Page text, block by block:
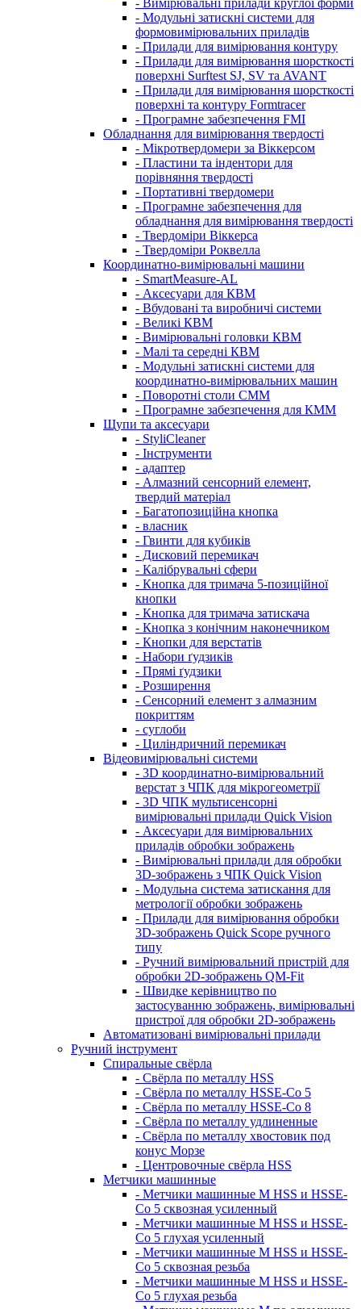
- Вимірювальні прилади круглої форми
- Модульні затискні системи для
формовимірювальних приладів
- Прилади для вимірювання контуру
- Прилади для вимірювання шорсткості
поверхні Surftest SJ, SV та AVANT
- Прилади для вимірювання шорсткості
поверхні та контуру Formtracer
- Програмне забезпечення FMI
Обладнання для вимірювання твердості
- Мікротвердомери за Віккерсом
- Пластини та індентори для
порівняння твердості
- Портативні твердомери
- Програмне забезпечення для
обладнання для вимірювання твердості
- Твердоміри Віккерса
- Твердоміри Роквелла
Координатно-вимірювальні машини
- SmartMeasure-AL
- Аксесуари для КВМ
- Вбудовані та виробничі системи
- Великі КВМ
- Вимірювальні головки КВМ
- Малі та середні КВМ
- Модульні затискні системи для
координатно-вимірювальних машин
- Поворотні столи CMM
- Програмне забезпечення для КММ
Щупи та аксесуари
- StyliCleaner
- Інструменти
- адаптер
- Алмазний сенсорний елемент,
твердий матеріал
- Багатопозиційна кнопка
- власник
- Гвинти для кубиків
- Дисковий перемикач
- Калібрувальні сфери
- Кнопка для тримача 5-позиційної
кнопки
- Кнопка для тримача затискача
- Кнопка з конічним наконечником
- Кнопки для верстатів
- Набори ґудзиків
- Прямі ґудзики
- Розширення
- Сенсорний елемент з алмазним
покриттям
- суглоби
- Циліндричний перемикач
Відеовимірювальні системи
- 3D координатно-вимірювальний
верстат з ЧПК для мікрогеометрії
- 3D ЧПК мультисенсорні
вимірювальні прилади Quick Vision
- Аксесуари для вимірювальних
приладів обробки зображень
- Вимірювальні прилади для обробки
3D-зображень з ЧПК Quick Vision
- Модульна система затискання для
метрології обробки зображень
- Прилади для вимірювання обробки
3D-зображень Quick Scope ручного
типу
- Ручний вимірювальний пристрій для
обробки 2D-зображень QM-Fit
- Швидке керівництво по
застосуванню зображень, вимірювальні
пристрої для обробки 2D-зображень
Автоматизовані вимірювальні прилади
Ручний інструмент
Спиральные свёрла
- Свёрла по металлу HSS
- Свёрла по металлу HSSE-Co 5
- Свёрла по металлу HSSE-Co 8
- Свёрла по металлу удлиненные
- Свёрла по металлу хвостовик под
конус Морзе
- Центровочные свёрла HSS
Метчики машинные
- Метчики машинные M HSS и HSSE-
Co 5 сквозная усиленный
- Метчики машинные M HSS и HSSE-
Co 5 глухая усиленный
- Метчики машинные M HSS и HSSE-
Co 5 сквозная резьба
- Метчики машинные M HSS и HSSE-
Co 5 глухая резьба